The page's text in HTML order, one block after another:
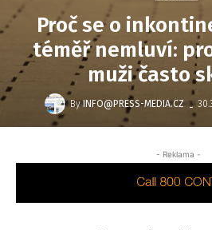
Proč se o
téměř nemluví:
muži často
By INFO@PRESS-MEDIA.CZ -
- Reklama -